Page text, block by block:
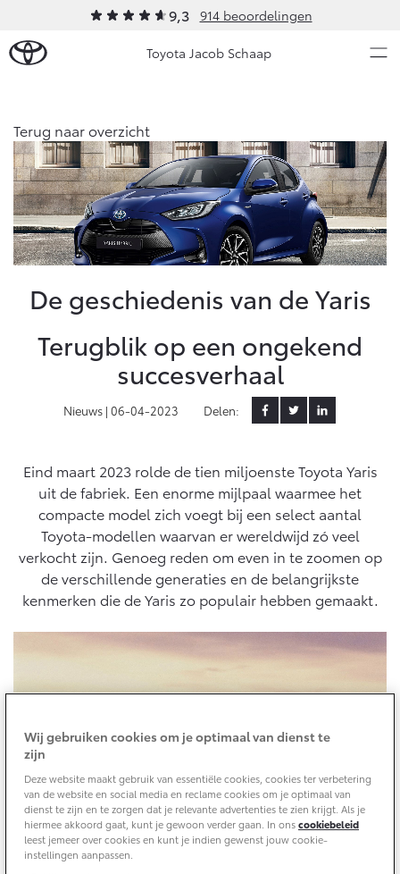
9,3 914 beoordelingen
Toyota Jacob Schaap
Ons bedrijf
Ons bedrijf
Onze medewerkers
Klachtenprocedure
Contact en Route
Sponsorbeleid
Erkend Duurzaam
Modellen
Aygo X
HYBRIDE
Yaris
HYBRIDE
Vanaf € 27.195,-
Vanaf € 31.895,- Vanaf € 32.995,-
Corolla Hatchback
HYBRIDE
Vanaf € 33.495,-
Corolla Touring Sports
HYBRIDE
Vanaf € 35.495,-
Corolla Cross
HYBRIDE
Toyota C-HR
Occasions
Onderhoud op Maat
APK
Airco check
Vakantiecheck
Hybride Zekerheid Controle
Vervangend vervoer
Toyota Service Informatie (SIL)
Toyota Pechhulp
Schade & Glasherstel
10 jaar Toyota garantie
10 jaar batterijgarantie
Toyota fabrieksgarantie
Wat is Private Lease?
Bereken je maandbedrag
Private Lease voor ZZP
Toyota Betaalplan
Laadpas
Energie en slim laden
Zakelijk
Toyota voor de zaak
Leaserijder
ZZP
Wagenparkbeheer
Leasen
Financial Lease
Operational Lease
Bedrijfswagens
Werkplaatsafspraak maken
Contact en Route
Bekijk de verwachte modellen
Terug naar overzicht
De geschiedenis van de Yaris
Terugblik op een ongekend
succesverhaal
Nieuws | 06-04-2023 Delen:
Eind maart 2023 rolde de tien miljoenste Toyota Yaris
uit de fabriek. Een enorme mijlpaal waarmee het
compacte model zich voegt bij een select aantal
Toyota-modellen waarvan er wereldwijd zó veel
verkocht zijn. Genoeg reden om even in te zoomen op
de verschillende generaties en de belangrijkste
kenmerken die de Yaris zo populair hebben gemaakt.
Wij gebruiken cookies om je optimaal van dienst te
zijn
Deze website maakt gebruik van essentiële cookies, cookies ter verbetering
van de website en social media en reclame cookies om je optimaal van
dienst te zijn en te zorgen dat je relevante advertenties te zien krijgt. Als je
hiermee akkoord gaat, kunt je gewoon verder gaan. In onscookiebeleid
leest jemeer over cookies en kunt je indien gewenst jouw cookie-
instellingen aanpassen.